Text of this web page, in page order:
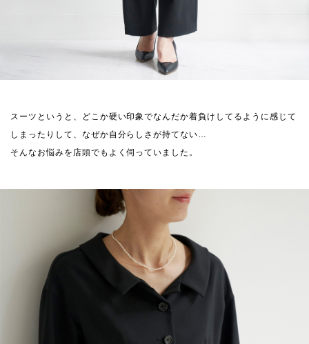
スーツというと、どこか硬い印象でなんだか着負けしてるように感じて
しまったりして、なぜか自分らしさが持てない…
そんなお悩みを店頭でもよく伺っていました。